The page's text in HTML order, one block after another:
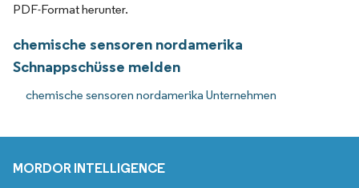
PDF-Format herunter.
chemische sensoren nordamerika
Schnappschüsse melden
chemische sensoren nordamerika Unternehmen
MORDOR INTELLIGENCE